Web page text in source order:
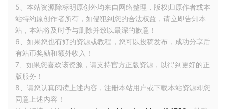
思想： 池化技术最常见的是线程池、数据库连接池，解
决的问题就是避免重复创建对象或创建连接，可重复利用，
避免不必要损耗，毕竟创建回收 也会占用时间。
例如：线程池使用 ：若你每次需要用到线程，都去创建，
就会有增加一定的耗时
必要的耗时，让任务并行处理。
5、本站资源除标明原创外均来自网络整理，版权归原作者或本
站特约原创作者所有，如侵犯到您的合法权益，请立即告知本
站，本站将及时予与删除并致以最深的歉意！
6、如果您也有好的资源或教程，您可以投稿发布，成功分享后
有站币奖励和额外收入！
7、如果您喜欢该资源，请支持官方正版资源，以得到更好的正
版服务！
8、请您认真阅读上述内容，注册本站用户或下载本站资源即您
同意上述内容！